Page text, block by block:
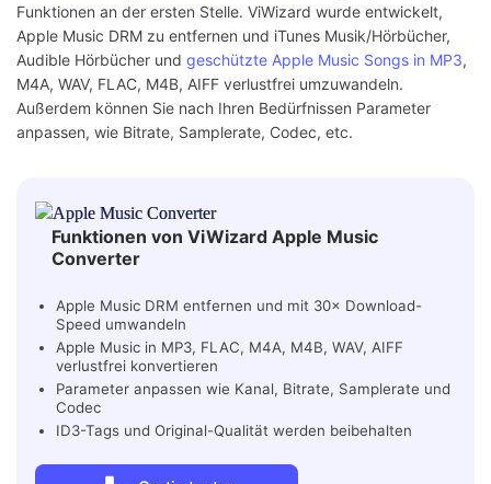
Funktionen an der ersten Stelle. ViWizard wurde entwickelt,
Apple Music DRM zu entfernen und iTunes Musik/Hörbücher,
Audible Hörbücher und geschützte Apple Music Songs in MP3,
M4A, WAV, FLAC, M4B, AIFF verlustfrei umzuwandeln.
Außerdem können Sie nach Ihren Bedürfnissen Parameter
anpassen, wie Bitrate, Samplerate, Codec, etc.
Funktionen von ViWizard Apple Music
Converter
Apple Music DRM entfernen und mit 30× Download-
Speed umwandeln
Apple Music in MP3, FLAC, M4A, M4B, WAV, AIFF
verlustfrei konvertieren
Parameter anpassen wie Kanal, Bitrate, Samplerate und
Codec
ID3-Tags und Original-Qualität werden beibehalten